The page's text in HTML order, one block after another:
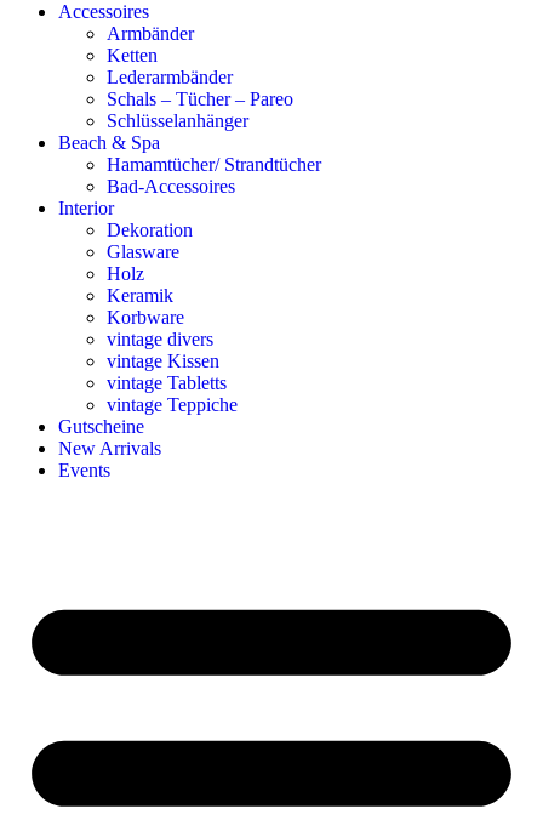
Accessoires
Armbänder
Ketten
Lederarmbänder
Schals – Tücher – Pareo
Schlüsselanhänger
Beach & Spa
Hamamtücher/ Strandtücher
Bad-Accessoires
Interior
Dekoration
Glasware
Holz
Keramik
Korbware
vintage divers
vintage Kissen
vintage Tabletts
vintage Teppiche
Gutscheine
New Arrivals
Events